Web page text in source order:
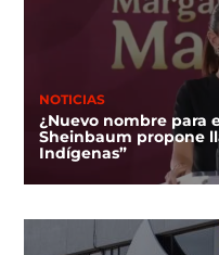
NOTICIAS
¿Nuevo nombre para
Sheinbaum propone
Indígenas”